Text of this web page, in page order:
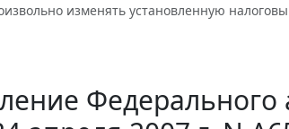
изменять установленную